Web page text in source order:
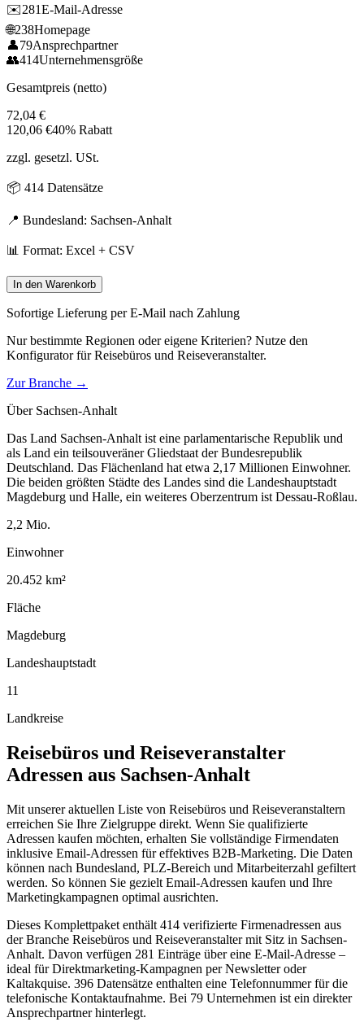
✉️281E-Mail-Adresse
🌐238Homepage
👤79Ansprechpartner
👥414Unternehmensgröße
Gesamtpreis (netto)
72,04 €
120,06 €40% Rabatt
zzgl. gesetzl. USt.
📦 414 Datensätze
📍 Bundesland: Sachsen-Anhalt
📊 Format: Excel + CSV
In den Warenkorb
Sofortige Lieferung per E-Mail nach Zahlung
Nur bestimmte Regionen oder eigene Kriterien? Nutze den
Konfigurator fürReisebüros und Reiseveranstalter.
Zur Branche →
Über Sachsen-Anhalt
Das Land Sachsen-Anhalt ist eine parlamentarische Republik und
als Land ein teilsouveräner Gliedstaat der Bundesrepublik
Deutschland. Das Flächenland hat etwa 2,17 Millionen Einwohner.
Die beiden größten Städte des Landes sind die Landeshauptstadt
Magdeburg und Halle, ein weiteres Oberzentrum ist Dessau-Roßlau.
2,2 Mio.
Einwohner
20.452 km²
Fläche
Magdeburg
Landeshauptstadt
11
Landkreise
Reisebüros und Reiseveranstalter
Adressen aus Sachsen-Anhalt
Mit unserer aktuellen Liste von Reisebüros und Reiseveranstaltern
erreichen Sie Ihre Zielgruppe direkt. Wenn Sie qualifizierte
Adressen kaufen möchten, erhalten Sie vollständige Firmendaten
inklusive Email-Adressen für effektives B2B-Marketing. Die Daten
können nach Bundesland, PLZ-Bereich und Mitarbeiterzahl gefiltert
werden. So können Sie gezielt Email-Adressen kaufen und Ihre
Marketingkampagnen optimal ausrichten.
Dieses Komplettpaket enthält 414 verifizierte Firmenadressen aus
der Branche Reisebüros und Reiseveranstaltermit Sitz in Sachsen-
Anhalt. Davon verfügen 281 Einträge über eine E-Mail-Adresse –
ideal für Direktmarketing-Kampagnen per Newsletter oder
Kaltakquise. 396 Datensätze enthalten eine Telefonnummer für die
telefonische Kontaktaufnahme. Bei 79 Unternehmen ist ein direkter
Ansprechpartner hinterlegt.